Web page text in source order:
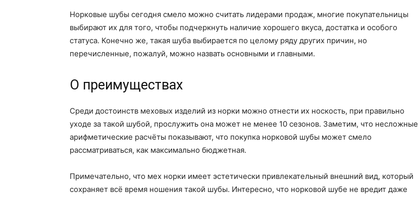
Норковые шубы сегодня смело можно считать лидерами продаж, многие покупательницы
выбирают их для того, чтобы подчеркнуть наличие хорошего вкуса, достатка и особого
статуса. Конечно же, такая шуба выбирается по целому ряду других причин, но
перечисленные, пожалуй, можно назвать основными и главными.
О преимуществах
Среди достоинств меховых изделий из норки можно отнести их носкость, при правильно
уходе за такой шубой, прослужить она может не менее 10 сезонов. Заметим, что несложные
арифметические расчёты показывают, что покупка норковой шубы может смело
рассматриваться, как максимально бюджетная.
Примечательно, что мех норки имеет эстетически привлекательный внешний вид, который
сохраняет всё время ношения такой шубы. Интересно, что норковой шубе не вредит даже